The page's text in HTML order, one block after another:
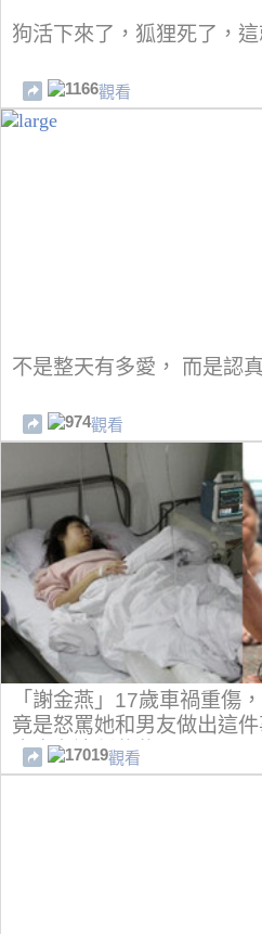
狗活下來了，狐狸死了，
1166觀看
不是整天有多愛， 而是認
974觀看
「謝金燕」17歲車禍重傷
竟是怒罵她和男友做出這
麼會有這種爸爸！
17019觀看